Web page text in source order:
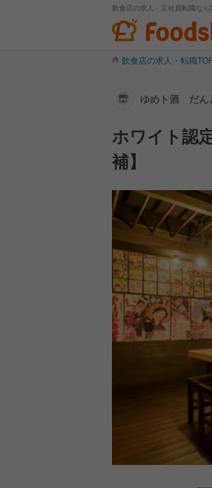
飲食店の求人・正社員転職な
飲食店の求人・転職
ゆめト酒 だん
ホワイト認
補】